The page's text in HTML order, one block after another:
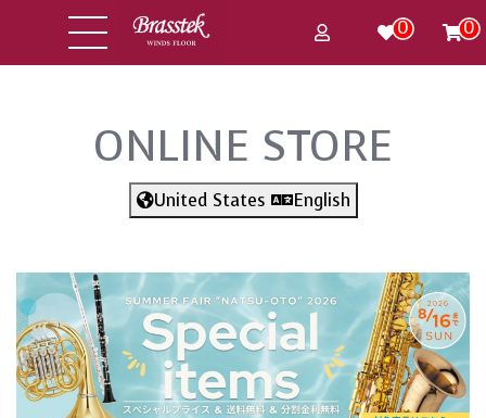
0 0
ONLINE STORE
United States English